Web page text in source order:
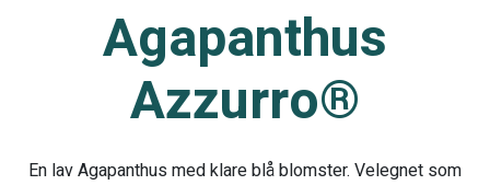
Agapanthus
Azzurro®
En lav Agapanthus med klare blå blomster. Velegnet som